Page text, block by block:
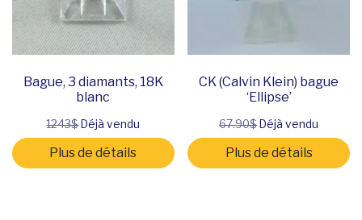
Bague, 3 diamants, 18K
blanc
1243$Déjà vendu
Plus de détails
CK (Calvin Klein) bague
‘Ellipse’
67.90$Déjà vendu
Plus de détails